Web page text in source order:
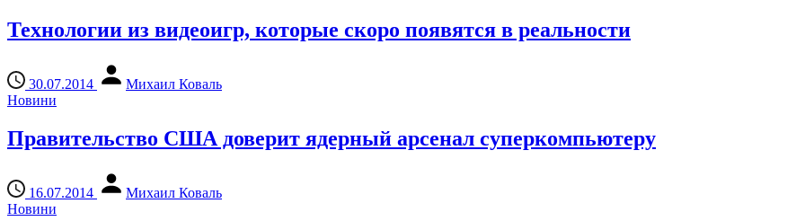
Технологии из видеоигр, которые скоро появятся в реальности
30.07.2014
Михаил Коваль
Новини
Правительство США доверит ядерный арсенал суперкомпьютеру
16.07.2014
Михаил Коваль
Новини